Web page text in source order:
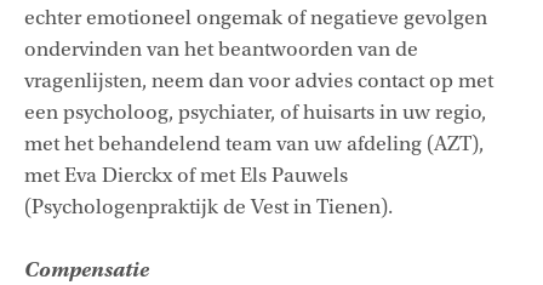
echter emotioneel ongemak of negatieve gevolgen
ondervinden van het beantwoorden van de
vragenlijsten, neem dan voor advies contact op met
een psycholoog, psychiater, of huisarts in uw regio,
met het behandelend team van uw afdeling (AZT),
met Eva Dierckx of met Els Pauwels
(Psychologenpraktijk de Vest in Tienen).
Compensatie